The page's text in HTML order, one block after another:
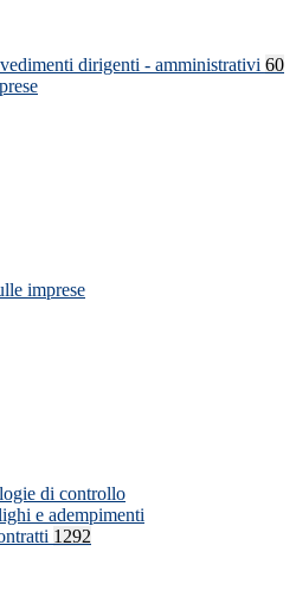
dirigenti - amministrativi 60
imprese
di controllo
e adempimenti
1292